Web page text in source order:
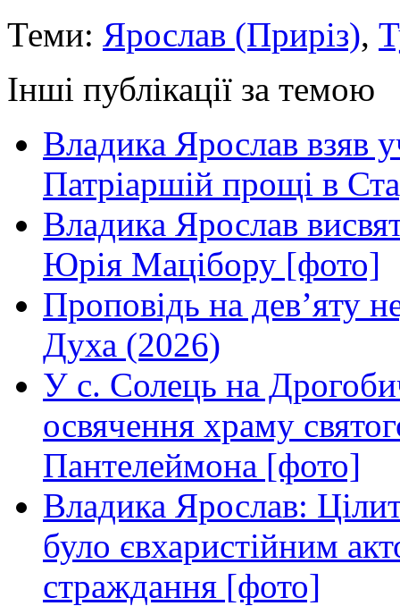
Теми: Ярослав (Приріз),
Інші публікації за темою
Владика Ярослав взяв
Патріаршій прощі в
Владика Ярослав
Юрія Мацібору [фото]
Проповідь на дев’яту
Духа (2026)
У с. Солець на
освячення храму
Пантелеймона [фото]
Владика Ярослав:
було євхаристійним
страждання [фото]